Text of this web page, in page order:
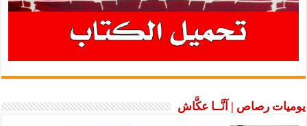
رصاص | آنَّــا عكَّاش